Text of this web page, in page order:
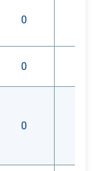
0
0
0